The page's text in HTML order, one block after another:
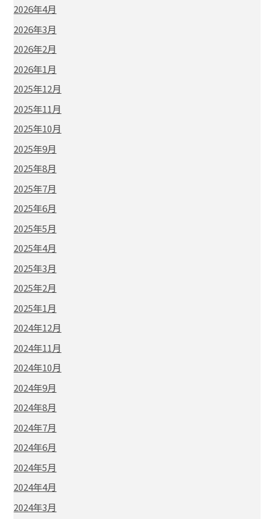
2026年4月
2026年3月
2026年2月
2026年1月
2025年12月
2025年11月
2025年10月
2025年9月
2025年8月
2025年7月
2025年6月
2025年5月
2025年4月
2025年3月
2025年2月
2025年1月
2024年12月
2024年11月
2024年10月
2024年9月
2024年8月
2024年7月
2024年6月
2024年5月
2024年4月
2024年3月